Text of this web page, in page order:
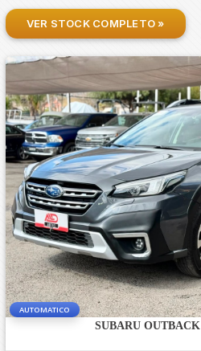
VER STOCK COMPLETO »
AUTOMATICO
SUBARU OUTBACK